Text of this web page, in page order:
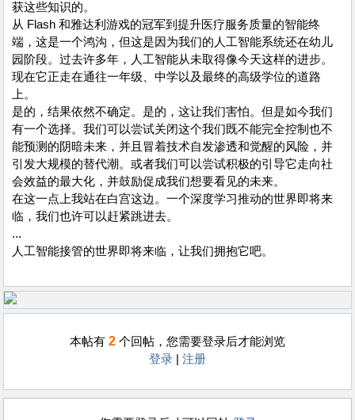
获这些知识的。
从 Flash 和雅达利游戏的冠军到提升医疗服务质量的智能终
端，这是一个鸿沟，但这是因为我们的人工智能系统还在幼儿
园阶段。过去许多年，人工智能从未取得像今天这样的进步。
现在它正走在通往一年级、中学以及最终的高级学位的道路
上。
是的，结果依然不确定。是的，这让我们害怕。但是如今我们
有一个选择。我们可以尝试关闭这个我们既不能完全控制也不
能预测的阴暗未来，并且冒着技术自发渗透和觉醒的风险，并
引发大规模的替代潮。或者我们可以尝试积极的引导它走向社
会效益的最大化，并鼓励促成我们想要看见的未来。
在这一点上我站在白宫这边。一个深度学习推动的世界即将来
临，我们也许可以赶紧跳进去。
...
人工智能接管的世界即将来临，让我们拥抱它吧。
本帖有 2 个回帖，您需要登录后才能浏览
登录
注册